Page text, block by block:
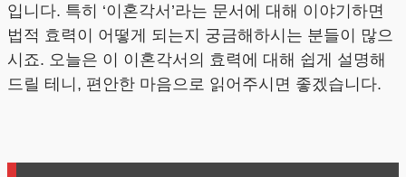
입니다. 특히 ‘이혼각서’라는 문서에 대해 이야기하면
법적 효력이 어떻게 되는지 궁금해하시는 분들이 많으
시죠. 오늘은 이 이혼각서의 효력에 대해 쉽게 설명해
드릴 테니, 편안한 마음으로 읽어주시면 좋겠습니다.